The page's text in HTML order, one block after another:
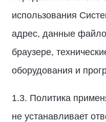
использования
адрес, данные
браузере,
оборудования и
1.3. Политика
не устанавливает